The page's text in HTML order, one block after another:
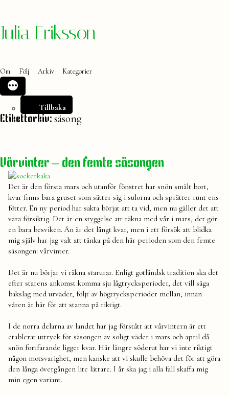
Hoppa
Julia Eriksson
Om Följ Arkiv Kategorier
Tillbaka
Etikettarkiv: säsong
Vårvinter – den femte säsongen
Det är den första mars och utanför fönstret har snön smält bort,
kvar finns bara gruset som sätter sig i sulorna och sprätter runt ens
fötter. En ny period har sakta börjat att ta vid, men nu gäller det att
vara försiktig. Det är en styggelse att räkna med vår i mars, det gör
en bara besviken. Än är det långt kvar, men i ett försök att blidka
mig själv har jag valt att tänka på den här perioden som den femte
säsongen: vårvinter.
Det är nu börjar vi räkna starurar. Enligt gotländsk tradition ska det
efter starens ankomst komma sju lågtrycksperioder, det vill säga
bakslag med urväder, följt av högtrycksperioder mellan, innan
våren är här för att stanna på riktigt.
I de norra delarna av landet har jag förstått att vårvintern är ett
etablerat uttryck för säsongen av soligt väder i mars och april då
snön fortfarande ligger kvar. Här längre söderut har vi inte riktigt
någon motsvarighet, men kanske att vi skulle behöva det för att göra
den långa övergången lite lättare. I år ska jag i alla fall skaffa mig
min egen variant.